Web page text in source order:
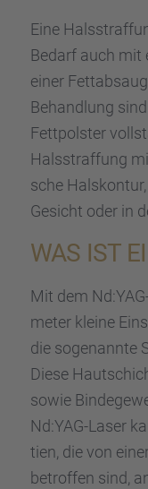
Eine
Bedarf auch mit
einer
Behand­lung
Fettpols­ter
Halsstraf­fung
sche
Gesicht oder in
WAS IST
Mit dem
me­ter kleine
die sogenannte
Diese
sowie
Nd:YAG-Laser
tien, die von
betrof­fen sind,